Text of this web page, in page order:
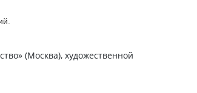
(Москва), художественной